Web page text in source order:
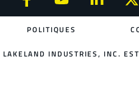
POLITIQUES
LAKELAND INDUSTRIES, INC.